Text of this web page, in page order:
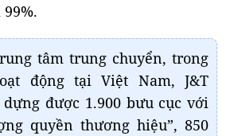
tâm trung chuyển, trong
động tại Việt Nam, J&T
dựng được 1.900 bưu cục với
quyền thương hiệu”, 850